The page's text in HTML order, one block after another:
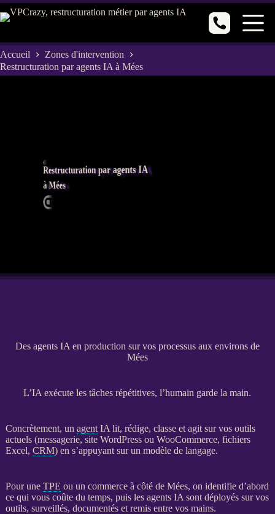
Passer
au
Accueil
Zones d'intervention
Restructuration par agents IA à Mées
Restructuration par agents IA
à Mées
Des agents IA en production sur vos processus aux environs de
Mées
L’IA exécute les tâches répétitives, l’humain garde la main.
Concrètement, un agent IA lit, rédige, classe et agit sur vos outils
actuels (messagerie, site WordPressou WooCommerce, fichiers
Excel, CRM) en s’appuyant sur un modèle de langage.
Pour une TPE ou un commerce à côté de Mées, on identifie d’abord
ce qui vous coûte du temps, puis les agents IA sont déployés sur vos
outils, surveillés, documentés et remis entre vos mains.